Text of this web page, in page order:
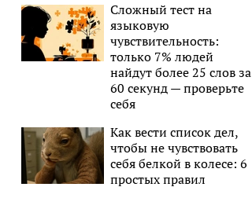
Сложный тест на
языковую
чувствительность:
только 7% людей
найдут более 25 слов за
60 секунд — проверьте
себя
Как вести список дел,
чтобы не чувствовать
себя белкой в колесе: 6
простых правил